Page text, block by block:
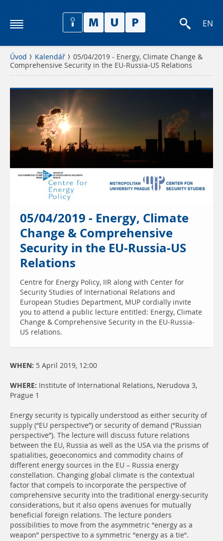
EN
Úvod Kalendář
05/04/2019 - Energy, Climate Change &
Comprehensive Security in the EU-Russia-US Relations
05/04/2019 - Energy, Climate
Change & Comprehensive
Security in the EU-Russia-US
Relations
Centre for Energy Policy, IIR along with Center for
Security Studies of International Relations and
European Studies Department, MUP cordially invite
you to attend a public lecture entitled: Energy, Climate
Change & Comprehensive Security in the EU-Russia-
US relations.
WHEN: 5 April 2019, 12:00
WHERE: Institute of International Relations, Nerudova 3,
Prague 1
Energy security is typically understood as either security of
supply (“EU perspective”) or security of demand (“Russian
perspective”). The lecture will discuss future relations
between the EU, Russia as well as the USA via the prisms of
spatialities, geoeconomics and commodity chains of
different energy sources in the EU – Russia energy
constellation. Changing global climate is the contextual
factor that compels to incorporate the perspective of
comprehensive security into the traditional energy-security
considerations, but it also opens avenues for mutually
beneficial foreign relations. The lecture ponders
possibilities to move from the asymmetric “energy as a
weapon” perspective to a symmetric “energy as a tie“.